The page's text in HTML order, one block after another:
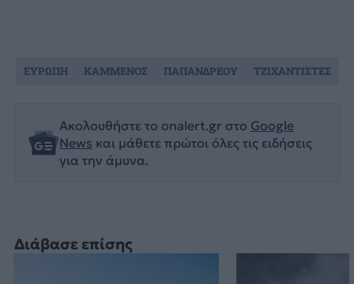
Διάβασε επίσης
Ακολουθήστε το onalert.gr στο Google
News και μάθετε πρώτοι όλες τις ειδήσεις
για την άμυνα.
ΕΥΡΩΠΗ ΚΑΜΜΕΝΟΣ ΠΑΠΑΝΔΡΕΟΥ ΤΖΙΧΑΝΤΙΣΤΕΣ